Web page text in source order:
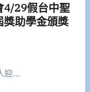
4/29假台中聖
獎助學金頒獎
迎…